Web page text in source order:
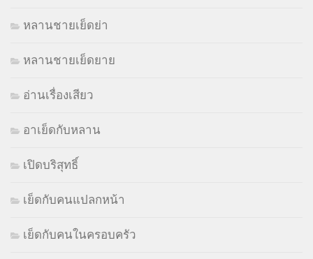
หลานชายเย็ดย่า
หลานชายเย็ดยาย
อ่านเรื่องเสียว
อาเย็ดกับหลาน
เปิดบริสุทธิ์
เย็ดกับคนแปลกหน้า
เย็ดกับคนในครอบครัว